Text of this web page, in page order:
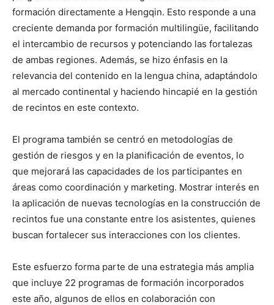
formación directamente a Hengqin. Esto responde a una
creciente demanda por formación multilingüe, facilitando
el intercambio de recursos y potenciando las fortalezas
de ambas regiones. Además, se hizo énfasis en la
relevancia del contenido en la lengua china, adaptándolo
al mercado continental y haciendo hincapié en la gestión
de recintos en este contexto.
El programa también se centró en metodologías de
gestión de riesgos y en la planificación de eventos, lo
que mejorará las capacidades de los participantes en
áreas como coordinación y marketing. Mostrar interés en
la aplicación de nuevas tecnologías en la construcción de
recintos fue una constante entre los asistentes, quienes
buscan fortalecer sus interacciones con los clientes.
Este esfuerzo forma parte de una estrategia más amplia
que incluye 22 programas de formación incorporados
este año, algunos de ellos en colaboración con